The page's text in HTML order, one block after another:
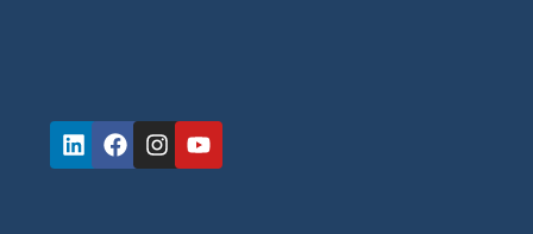
Linkedin
Facebook
Instagram
Youtube